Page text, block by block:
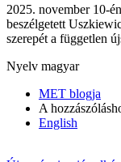
2025. november 10-
beszélgetett
szerepét a független
Nyelv magyar
MET blogja
A
English